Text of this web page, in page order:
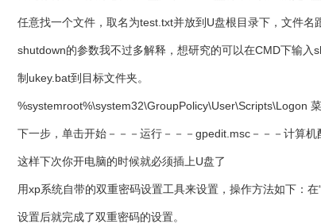
任意找一个文件，取名为test.txt并放到U盘根目录下，文件名
shutdown的参数我不过多解释，想研究的可以在CMD下输入
制ukey.bat到目标文件夹。
%systemroot%\system32\GroupPolicy\User\Scripts\Logon
下一步，单击开始－－－运行－－－gpedit.msc－－－计算
这样下次你开电脑的时候就必须插上U盘了
用xp系统自带的双重密码设置工具来设置，操作方法如下：
设置后就完成了双重密码的设置。